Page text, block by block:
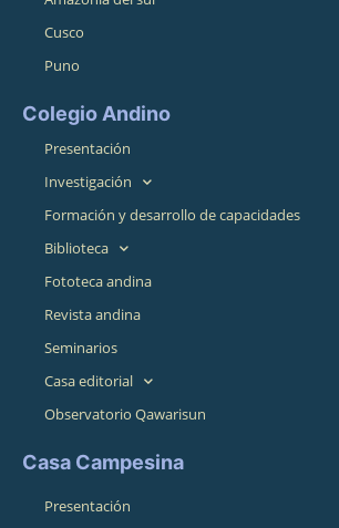
Cusco
Puno
Colegio Andino
Presentación
Investigación
Formación y desarrollo de capacidades
Biblioteca
Fototeca andina
Revista andina
Seminarios
Casa editorial
Observatorio Qawarisun
Casa Campesina
Presentación